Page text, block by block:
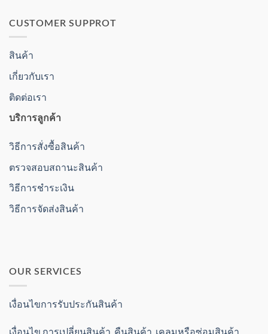
CUSTOMER SUPPROT
สินค้า
เกี่ยวกับเรา
ติดต่อเรา
บริการลูกค้า
วิธีการสั่งซื้อสินค้า
ตรวจสอบสถานะสินค้า
วิธีการชำระเงิน
วิธีการจัดส่งสินค้า
OUR SERVICES
เงื่อนไขการรับประกันสินค้า
เงื่อนไข การเปลี่ยนสินค้า คืนสินค้า เคลมหรือซ่อมสินค้า